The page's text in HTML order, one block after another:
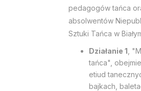
pedagogów tańca
absolwentów
Sztuki Tańca w
Działanie 1 ,
tańca",
etiud
bajkach,